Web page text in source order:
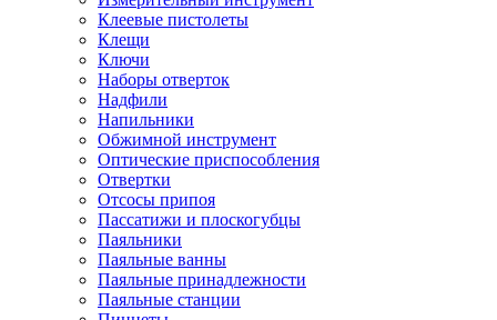
Клеевые пистолеты
Клещи
Ключи
Наборы отверток
Надфили
Напильники
Обжимной инструмент
Оптические приспособления
Отвертки
Отсосы припоя
Пассатижи и плоскогубцы
Паяльники
Паяльные ванны
Паяльные принадлежности
Паяльные станции